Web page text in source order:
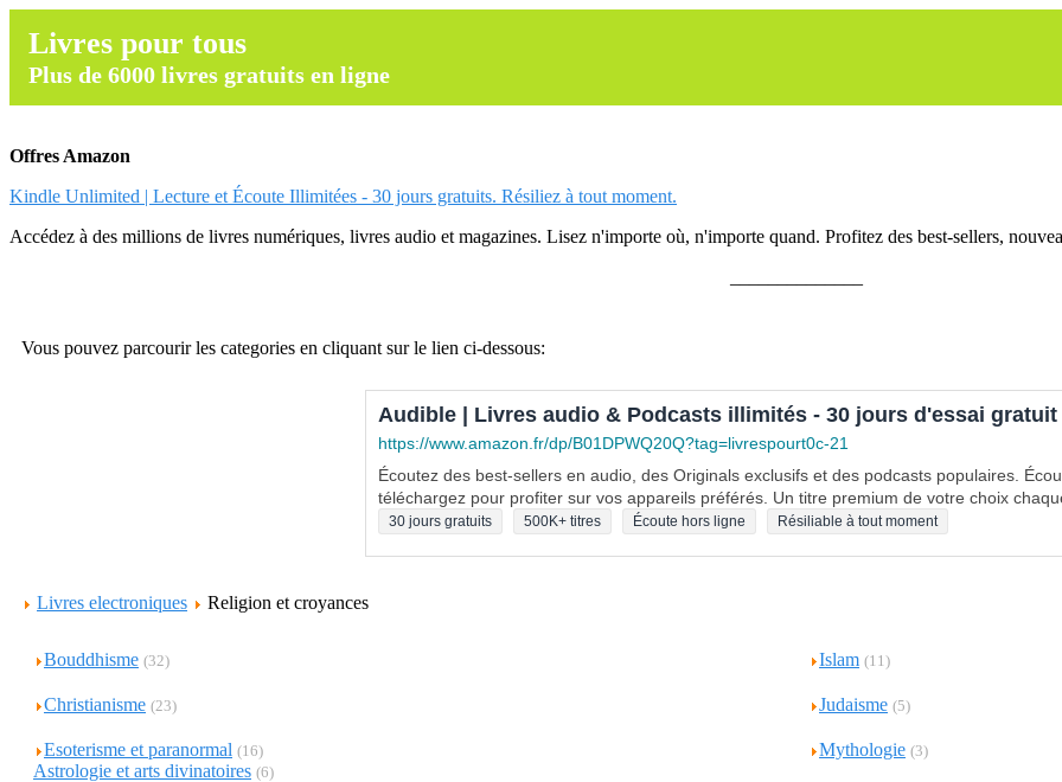
Livres pour tous
Plus de 6000 livres gratuits en ligne
Offres Amazon
Kindle Unlimited | Lecture et Écoute Illimitées - 30 jours gratuits. Résiliez à tout moment.
Accédez à des millions de livres numériques, livres audio et magazines. Lisez n'importe où, n'importe quand. Profitez des best-sellers,
Vous pouvez parcourir les categories en cliquant sur le lien ci-dessous:
Audible | Livres audio & Podcasts illimités - 30 jours d'essai gratuit
https://www.amazon.fr/dp/B01DPWQ20Q?tag=livrespourt0c-21
Écoutez des best-sellers en audio, des Originals exclusifs et des podcasts populaires.
téléchargez pour profiter sur vos appareils préférés. Un titre premium de votre choix
30 jours gratuits 500K+ titres Écoute hors ligne Résiliable à tout moment
Livres electroniques Religion et croyances
Bouddhisme (32) Islam (11)
Christianisme (23) Judaisme (5)
Esoterisme et paranormal (16)
Astrologie et arts divinatoires (6)
Mythologie (3)